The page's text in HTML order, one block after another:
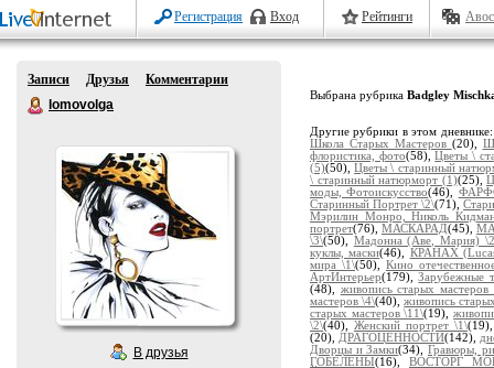
Регистрация Вход Рейтинги
Записи Друзья
Комментарии
lomovolga
В друзья
Выбрана рубрика Badgley
Другие рубрики в этом
Школа Старых Мастеров (20),
флористика, фото(58),Цветы \
(5)(50),Цветы \ старинный
\ старинный натюрморт (1)(25),
моды, Фотоискусство(46),
Старинный Портрет \2\(71),
Мэрилин Монро, Николь
портрет(76), МАСКАРАД(45),
\3\(50), Мадонна (Аве, Мария)
куклы, маски(46), КРАНАХ
мира \1\(50), Кино
АртИнтерьер(179),Зарубежные
(48), живопись старых мастеров
мастеров \4\(40),живопись
старых мастеров \11\(19),
\2\(40), Женский портрет \1\
(20), ДРАГОЦЕННОСТИ(142),
Дворцы и Замки(34),Гравюры,
ГОБЕЛЕНЫ(16), ВОСТОРГ